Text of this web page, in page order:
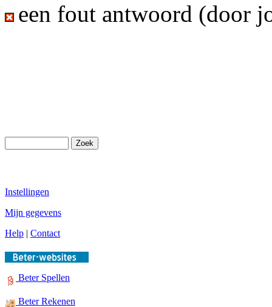
een fout antwoord (door
Instellingen
Mijn gegevens
Help | Contact
Beter Spellen
Beter Rekenen